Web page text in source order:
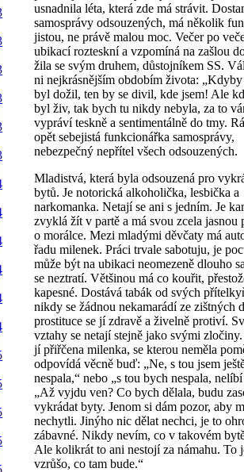
usnadnila léta, která zde má strávit.
samosprávy odsouzených, má několik
jistou, ne právě malou moc. Večer po
ubikací rozteskní a vzpomíná na zašlou
žila se svým druhem, důstojníkem SS.
ni nejkrásnějším obdobím života: „Kdyby
byl dožil, ten by se divil, kde jsem! Ale
byl živ, tak bych tu nikdy nebyla, za to
vypráví teskně a sentimentálně do tmy.
opět sebejistá funkcionářka samosprávy,
nebezpečný nepřítel všech odsouzených.
Mladistvá, která byla odsouzená pro
bytů. Je notorická alkoholička, lesbička a
narkomanka. Netají se ani s jedním. Je
zvyklá žít v partě a má svou zcela jasnou
o morálce. Mezi mladými děvčaty má
řadu milenek. Práci trvale sabotuju, je
může být na ubikaci neomezeně dlouho
se neztratí. Většinou má co kouřit,
kapesné. Dostává tabák od svých
nikdy se žádnou nekamarádí ze zištných
prostituce se jí zdravě a živelně protiví.
vztahy se netají stejně jako svými
jí přiřčena milenka, se kterou neměla
odpovídá věcně buď: „Ne, s tou jsem
nespala,“ nebo „s tou bych nespala,
„Až vyjdu ven? Co bych dělala, budu
vykrádat byty. Jenom si dám pozor, aby
nechytli. Jinýho nic dělat nechci, je to
zábavné. Nikdy nevím, co v takovém
Ale kolikrát to ani nestojí za námahu. To
vzrůšo, co tam bude.“